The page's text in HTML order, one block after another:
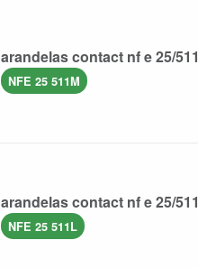
arandelas contact nf e 25/511
NFE 25 511M
arandelas contact nf e 25/511
NFE 25 511L